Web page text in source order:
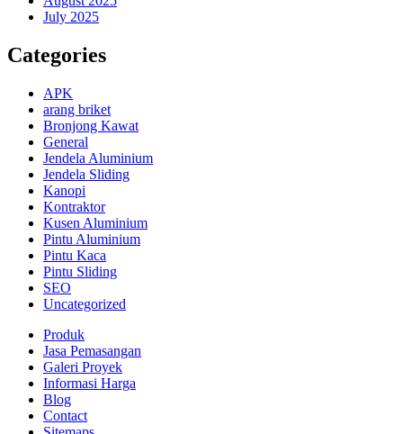
July 2025
Categories
APK
arang briket
Bronjong Kawat
General
Jendela Aluminium
Jendela Sliding
Kanopi
Kontraktor
Kusen Aluminium
Pintu Aluminium
Pintu Kaca
Pintu Sliding
SEO
Uncategorized
Produk
Jasa Pemasangan
Galeri Proyek
Informasi Harga
Blog
Contact